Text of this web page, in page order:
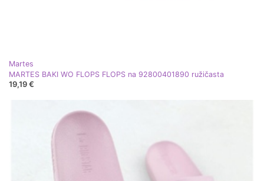
Martes
MARTES BAKI WO FLOPS FLOPS na 92800401890 ružičasta
19,19 €